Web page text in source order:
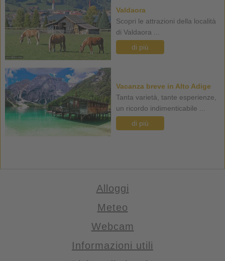
Valdaora
Scopri le attrazioni della località
di Valdaora ...
di più
Vacanza breve in Alto Adige
Tanta varietà, tante esperienze,
un ricordo indimenticabile ...
di più
Alloggi
Meteo
Webcam
Informazioni utili